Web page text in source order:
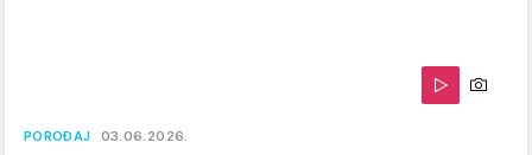
POROĐAJ 03.06.2026.